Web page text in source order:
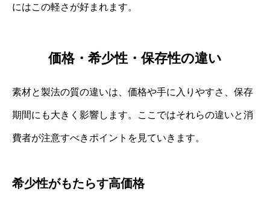
にはこの軽さが好まれます。
価格・希少性・保存性の違い
素材と製法の質の違いは、価格や手に入りやすさ、保存
期間にも大きく影響します。ここではそれらの違いと消
費者が注意すべきポイントを見ていきます。
希少性がもたらす高価格